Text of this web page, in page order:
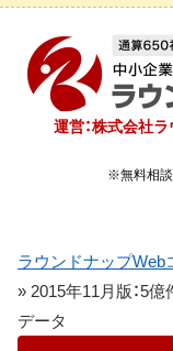
運営：株式会社
※無料相談
ラウンドナップWeb
» 2015年11月版：5
データ